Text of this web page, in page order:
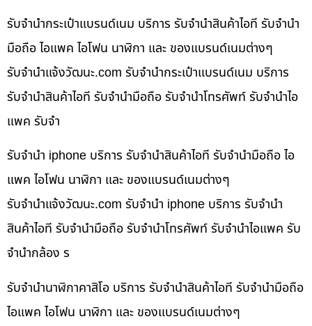
รับจำนำกระเป๋าแบรนด์เนม บริการ รับจำนำสินค้าไอที รับจำนำ
มือถือ ไอแพค ไอโฟน นาฬิกา และ ของแบรนด์เนมต่างๆ
รับจํานําแจ้งวัฒนะ.com รับจำนำกระเป๋าแบรนด์เนม บริการ
รับจำนำสินค้าไอที รับจำนำมือถือ รับจำนำโทรศัพท์ รับจำนำไอ
แพค รับจำ
รับจำนำ iphone บริการ รับจำนำสินค้าไอที รับจำนำมือถือ ไอ
แพค ไอโฟน นาฬิกา และ ของแบรนด์เนมต่างๆ
รับจํานําแจ้งวัฒนะ.com รับจำนำ iphone บริการ รับจำนำ
สินค้าไอที รับจำนำมือถือ รับจำนำโทรศัพท์ รับจำนำไอแพค รับ
จำนำกล้อง ร
รับจำนำนาฬิกาคาสิโอ บริการ รับจำนำสินค้าไอที รับจำนำมือถือ
ไอแพค ไอโฟน นาฬิกา และ ของแบรนด์เนมต่างๆ